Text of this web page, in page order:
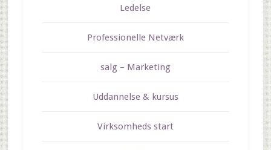
Ledelse
Professionelle Netværk
salg – Marketing
Uddannelse & kursus
Virksomheds start